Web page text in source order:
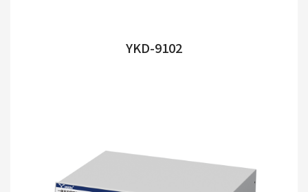
YKD-9102